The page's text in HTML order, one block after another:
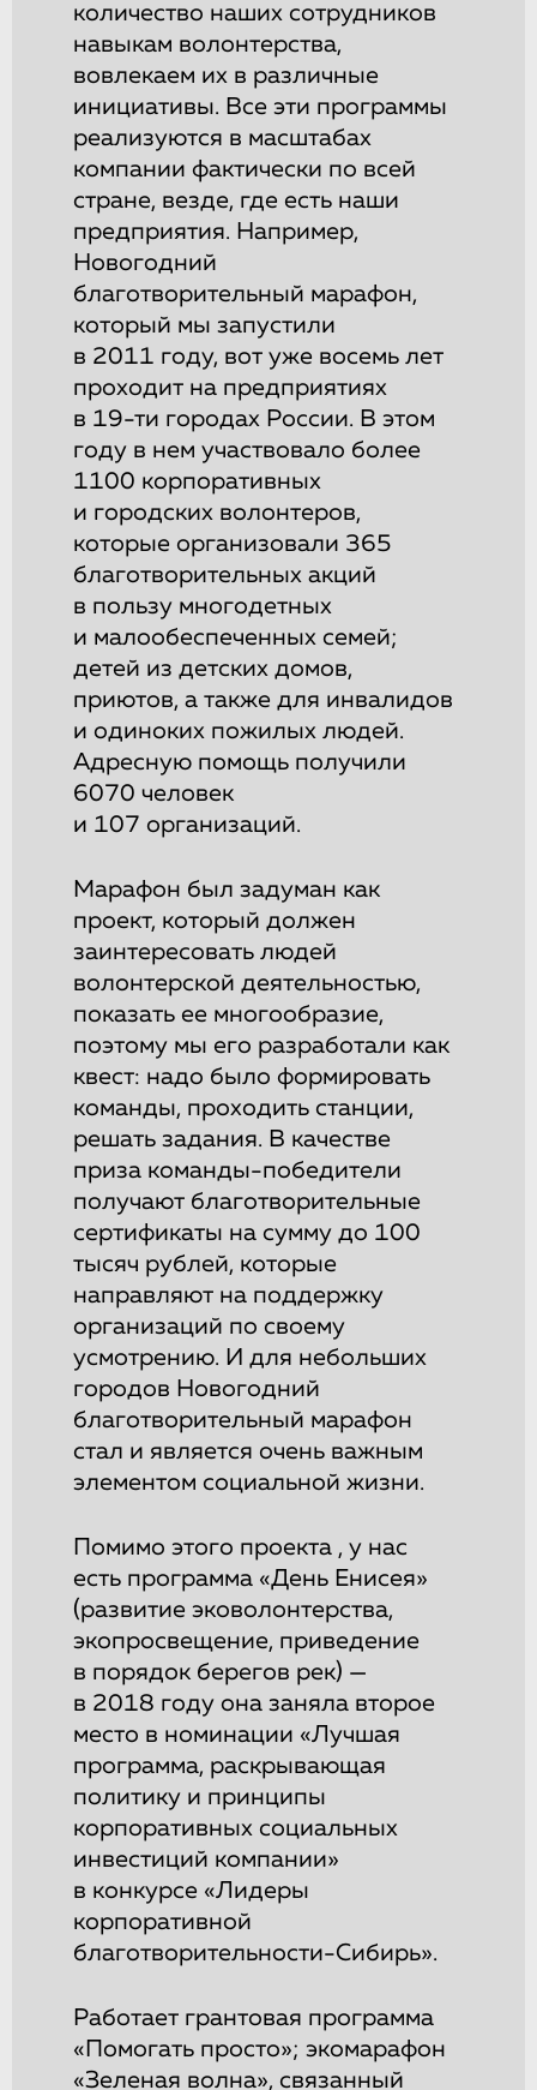
количество наших сотрудников
навыкам волонтерства,
вовлекаем их в различные
инициативы. Все эти программы
реализуются в масштабах
компании фактически по всей
стране, везде, где есть наши
предприятия. Например,
Новогодний
благотворительный марафон,
который мы запустили
в 2011 году, вот уже восемь лет
проходит на предприятиях
в 19-ти городах России. В этом
году в нем участвовало более
1100 корпоративных
и городских волонтеров,
которые организовали 365
благотворительных акций
в пользу многодетных
и малообеспеченных семей;
детей из детских домов,
приютов, а также для инвалидов
и одиноких пожилых людей.
Адресную помощь получили
6070 человек
и 107 организаций.
Марафон был задуман как
проект, который должен
заинтересовать людей
волонтерской деятельностью,
показать ее многообразие,
поэтому мы его разработали как
квест: надо было формировать
команды, проходить станции,
решать задания. В качестве
приза команды-победители
получают благотворительные
сертификаты на сумму до 100
тысяч рублей, которые
направляют на поддержку
организаций по своему
усмотрению. И для небольших
городов Новогодний
благотворительный марафон
стал и является очень важным
элементом социальной жизни.
Помимо этого проекта , у нас
есть программа «День Енисея»
(развитие эковолонтерства,
экопросвещение, приведение
в порядок берегов рек) —
в 2018 году она заняла второе
место в номинации «Лучшая
программа, раскрывающая
политику и принципы
корпоративных социальных
инвестиций компании»
в конкурсе «Лидеры
корпоративной
благотворительности-Сибирь».
Работает грантовая программа
«Помогать просто»; экомарафон
«Зеленая волна», связанный